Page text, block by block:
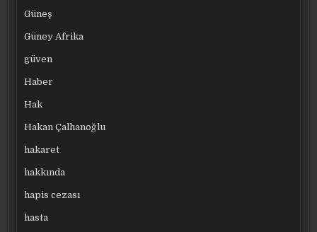
Güneş
Güney Afrika
güven
Haber
Hak
Hakan Çalhanoğlu
hakaret
hakkında
hapis cezası
hasta